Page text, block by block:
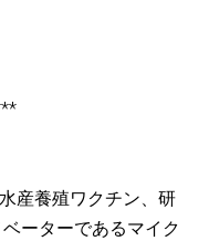
産養殖ワクチン、研
ーターであるマイク